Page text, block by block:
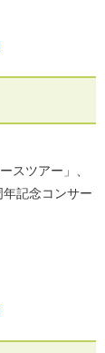
スツアー」、
記念コンサー